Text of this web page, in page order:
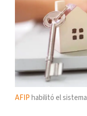
AFIP habilitó el